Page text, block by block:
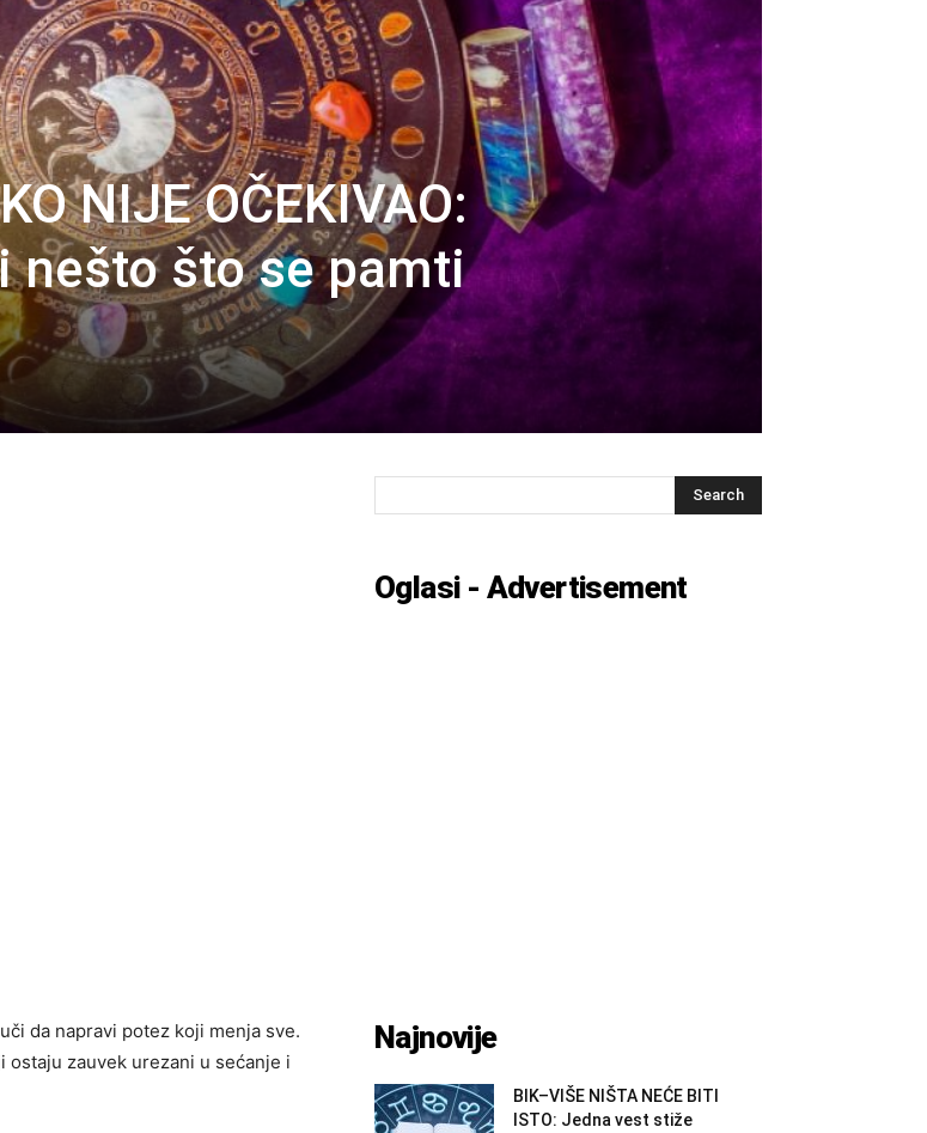
NIJE OČEKIVAO:
nešto što se pamti
da napravi potez koji menja sve.
zauvek urezani u sećanje i
Oglasi - Advertisement
Najnovije
BIK–VIŠE NIŠTA NEĆE BITI
ISTO: Jedna vest stiže